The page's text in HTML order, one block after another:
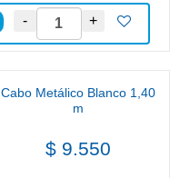
Cabo Metálico Blanco 1,40
m
$ 9.550